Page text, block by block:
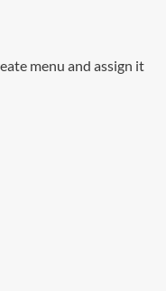
menu and assign it